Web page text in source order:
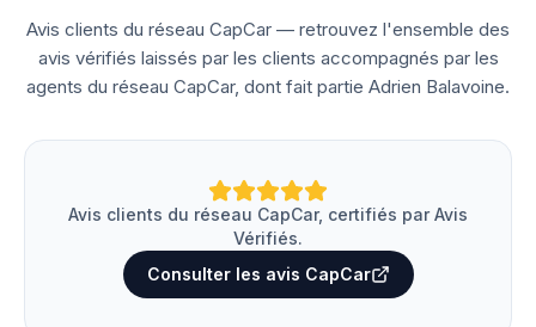
Avis clients du réseau CapCar — retrouvez l'ensemble des
avis vérifiés laissés par les clients accompagnés par les
agents du réseau CapCar, dont fait partie Adrien Balavoine.
Avis clients du réseau CapCar, certifiés par Avis
Vérifiés.
Consulter les avis CapCar